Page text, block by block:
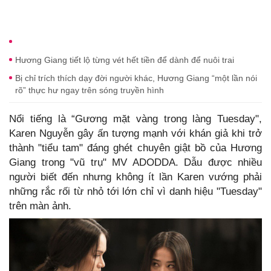
Hương Giang tiết lộ từng vét hết tiền để dành để nuôi trai
Bị chỉ trích thích dạy đời người khác, Hương Giang “một lần nói
rõ” thực hư ngay trên sóng truyền hình
Nổi tiếng là “Gương mặt vàng trong làng Tuesday",
Karen Nguyễn gây ấn tượng mạnh với khán giả khi trở
thành "tiểu tam" đáng ghét chuyên giật bồ của Hương
Giang trong "vũ trụ" MV ADODDA. Dẫu được nhiều
người biết đến nhưng không ít lần Karen vướng phải
những rắc rối từ nhỏ tới lớn chỉ vì danh hiệu "Tuesday"
trên màn ảnh.